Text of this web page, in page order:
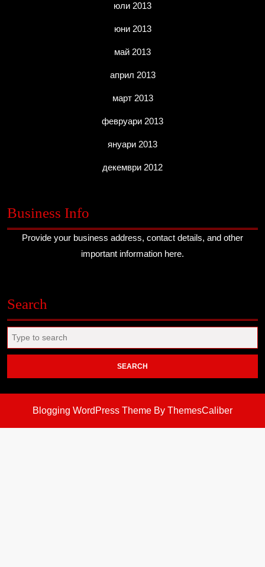
юли 2013
юни 2013
май 2013
април 2013
март 2013
февруари 2013
януари 2013
декември 2012
Business Info
Provide your business address, contact details, and other
important information here.
Search
for:
Blogging WordPress Theme By ThemesCaliber